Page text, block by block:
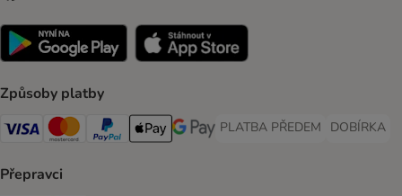
Způsoby platby
Visa Payment Method
Mastercard Payment Method
PayPal Payment Method
Apple pay Payment Method
GooglePay Payment Method
PLATBA PŘEDEM
PLATBA PŘEDEM Payment
DOBÍRKA
DOBÍRKA
Přepravci